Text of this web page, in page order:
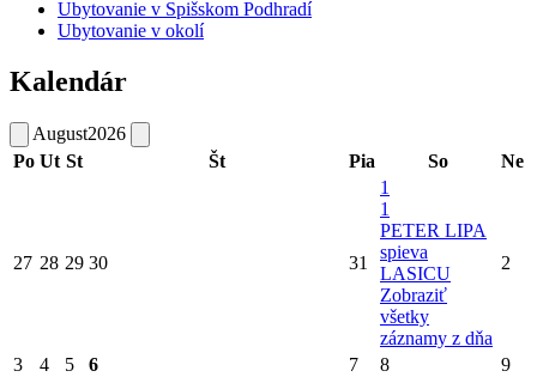
Ubytovanie v Spišskom Podhradí
Ubytovanie v okolí
Kalendár
August2026
Po Ut St Št Pia So Ne
27 28 29 30 31
1
1
PETER LIPA
spieva
LASICU
Zobraziť
všetky
záznamy z dňa
2
3 4 5 6 7 8
9